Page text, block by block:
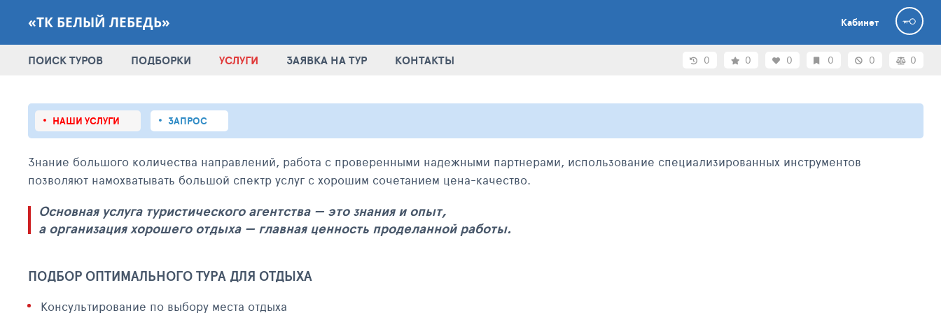
«ТК БЕЛЫЙ ЛЕБЕДЬ» Кабинет
ПОИСК ТУРОВ ПОДБОРКИ УСЛУГИ ЗАЯВКА НА ТУР КОНТАКТЫ 0 0 0 0 0 0
НАШИ УСЛУГИ ЗАПРОС
Знание большого количества направлений, работа с проверенными надежными партнерами, использование специализированных инструментов
позволяют намохватывать большой спектр услуг с хорошим сочетанием цена-качество.
Основная услуга туристического агентства — это знания и опыт,
а организация хорошего отдыха — главная ценность проделанной работы.
ПОДБОР ОПТИМАЛЬНОГО ТУРА ДЛЯ ОТДЫХА
Консультирование по выбору места отдыха